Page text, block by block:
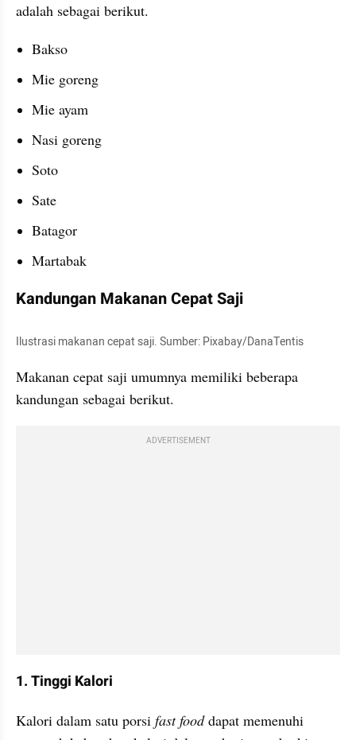
adalah sebagai berikut.
Bakso
Mie goreng
Mie ayam
Nasi goreng
Soto
Sate
Batagor
Martabak
Kandungan Makanan Cepat Saji
Ilustrasi makanan cepat saji. Sumber: Pixabay/DanaTentis
Makanan cepat saji umumnya memiliki beberapa
kandungan sebagai berikut.
ADVERTISEMENT
1. Tinggi Kalori
Kalori dalam satu porsi fast food dapat memenuhi